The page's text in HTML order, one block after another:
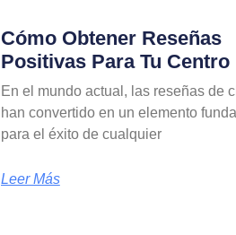
Cómo Obtener Reseñas
Positivas Para Tu Centro
En el mundo actual, las reseñas de
han convertido en un elemento
para el éxito de cualquier
Leer Más